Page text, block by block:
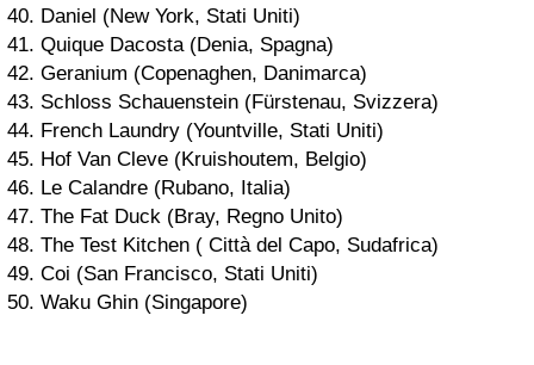
40. Daniel (New York, Stati Uniti)
41. Quique Dacosta (Denia, Spagna)
42. Geranium (Copenaghen, Danimarca)
43. Schloss Schauenstein (Fürstenau, Svizzera)
44. French Laundry (Yountville, Stati Uniti)
45. Hof Van Cleve (Kruishoutem, Belgio)
46. Le Calandre (Rubano, Italia)
47. The Fat Duck (Bray, Regno Unito)
48. The Test Kitchen ( Città del Capo, Sudafrica)
49. Coi (San Francisco, Stati Uniti)
50. Waku Ghin (Singapore)